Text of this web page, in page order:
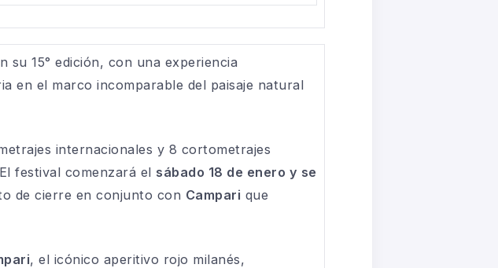
su 15° edición, con una experiencia
en el marco incomparable del paisaje natural
internacionales y 8 cortometrajes
festival comenzará el sábado 18 de enero y se
de cierre en conjunto con Campari que
, el icónico aperitivo rojo milanés,